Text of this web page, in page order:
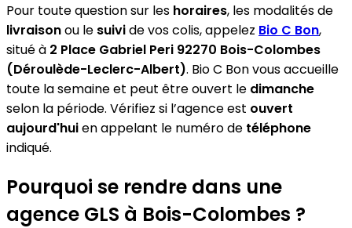
Pour toute question sur les horaires, les modalités de
livraisonou le suivide vos colis, appelez Bio C Bon,
situé à 2 Place Gabriel Peri 92270 Bois-Colombes
(Déroulède-Leclerc-Albert). Bio C Bon vous accueille
toute la semaine et peut être ouvert le dimanche
selon la période. Vérifiez si l’agence est ouvert
aujourd'huien appelant le numéro de téléphone
indiqué.
Pourquoi se rendre dans une
agence GLS à Bois-Colombes ?